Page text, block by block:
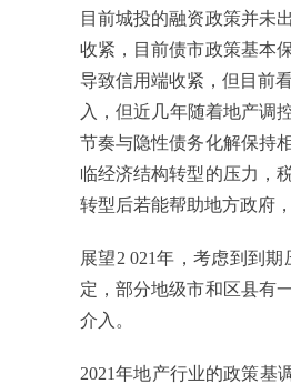
目前城投的融资政策并未
收紧，目前债市政策基本
导致信用端收紧，但目前
入，但近几年随着地产调
节奏与隐性债务化解保持
临经济结构转型的压力，
转型后若能帮助地方政府
展望2 021年，考虑到到
定，部分地级市和区县有
介入。
2021年地产行业的政策基